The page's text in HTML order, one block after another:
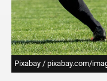
Pixabay / pixabay.com/